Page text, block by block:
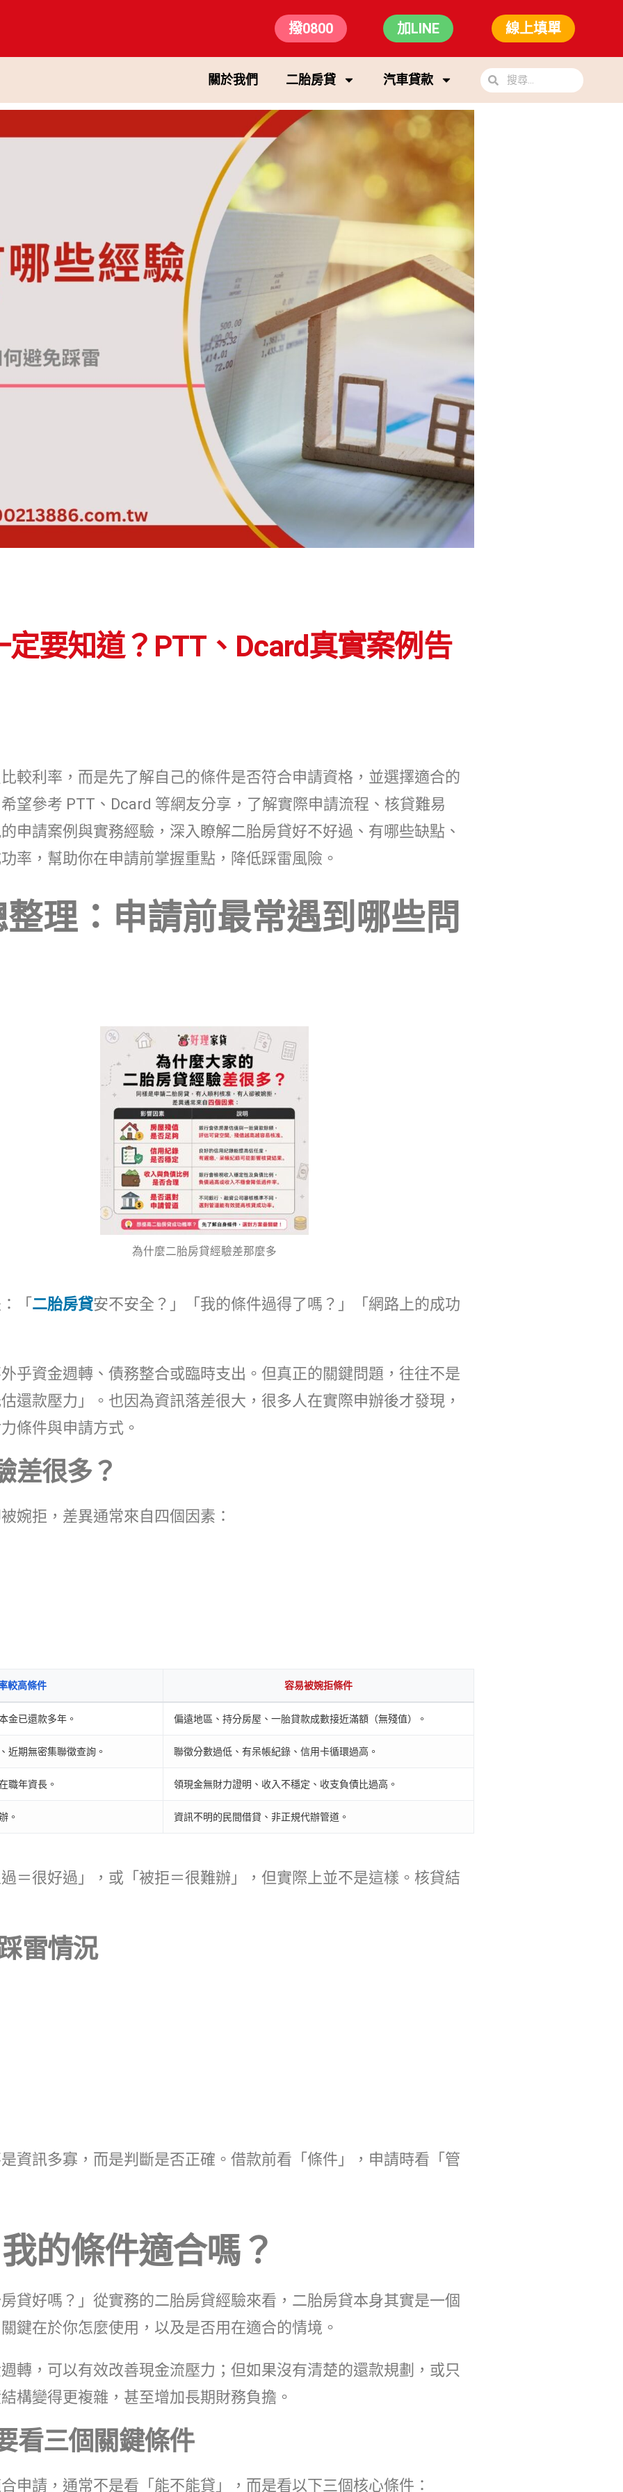
撥0800 加LINE 線上填單
關於我們 二胎房貸 汽車貸款
要知道？PTT、Dcard真實案例告
較利率，而是先了解自己的條件是否符合申請資格，並選擇適合的
望參考 PTT、Dcard 等網友分享，了解實際申請流程、核貸難易
申請案例與實務經驗，深入瞭解二胎房貸好不好過、有哪些缺點、
率，幫助你在申請前掌握重點，降低踩雷風險。
理：申請前最常遇到哪些問
為什麼二胎房貸經驗差那麼多
「 二胎房貸安不安全？」「我的條件過得了嗎？」「網路上的成功
乎資金週轉、債務整合或臨時支出。但真正的關鍵問題，往往不是
還款壓力」。也因為資訊落差很大，很多人在實際申辦後才發現，
條件與申請方式。
差很多？
婉拒，差異通常來自四個因素：
較高條件 容易被婉拒條件
金已還款多年。 偏遠地區、持分房屋、一胎貸款成數接近滿額（無殘值）。
近期無密集聯徵查詢。 聯徵分數過低、有呆帳紀錄、信用卡循環過高。
職年資長。 領現金無財力證明、收入不穩定、收支負債比過高。
。 資訊不明的民間借貸、非正規代辦管道。
＝很好過」，或「被拒＝很難辦」，但實際上並不是這樣。核貸結
雷情況
資訊多寡，而是判斷是否正確。借款前看「條件」，申請時看「管
的條件適合嗎？
貸好嗎？」從實務的二胎房貸經驗來看，二胎房貸本身其實是一個
鍵在於你怎麼使用，以及是否用在適合的情境。
轉，可以有效改善現金流壓力；但如果沒有清楚的還款規劃，或只
構變得更複雜，甚至增加長期財務負擔。
看三個關鍵條件
申請，通常不是看「能不能貸」，而是看以下三個核心條件：